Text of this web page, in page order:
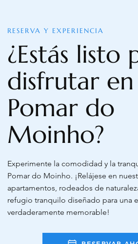
RESERVA Y EXPERIENCIA
¿Estás listo
disfrutar en
Pomar do
Moinho?
Experimente la comodidad y la
Pomar do Moinho. ¡Relájese en
apartamentos, rodeados de
refugio tranquilo diseñado para una
verdaderamente memorable!